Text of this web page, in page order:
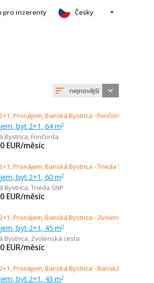
pro inzerenty Česky
nejnovější
byt 2+1, 64 m2
Bystrica, Fončorda
EUR/měsíc
byt 2+1, 60 m2
Bystrica,Trieda SNP
EUR/měsíc
byt 2+1, 45 m2
Bystrica, Zvolenská cesta
EUR/měsíc
byt 2+1, 43 m2